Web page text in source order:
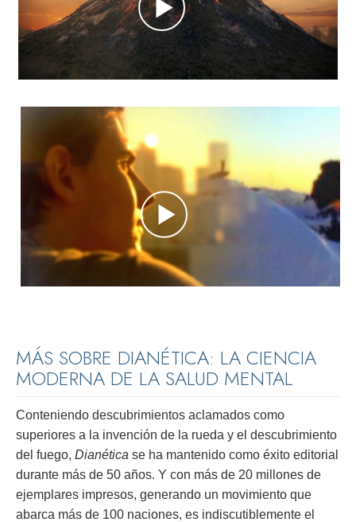
MÁS SOBRE DIANÉTICA: LA CIENCIA
MODERNA DE LA SALUD MENTAL
Conteniendo descubrimientos aclamados como
superiores a la invención de la rueda y el descubrimiento
del fuego, Dianética se ha mantenido como éxito editorial
durante más de 50 años. Y con más de 20 millones de
ejemplares impresos, generando un movimiento que
abarca más de 100 naciones, es indiscutiblemente el